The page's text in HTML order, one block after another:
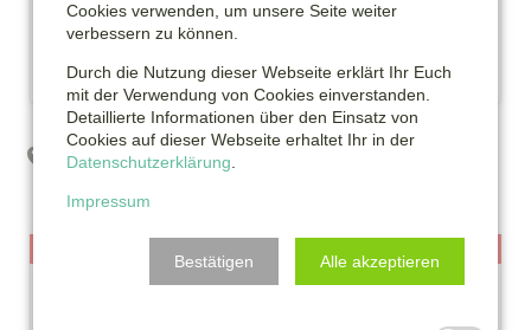
Feldstraße 6
09661 Hainichen
Cookies verwenden, um unsere Seite weiter
verbessern zu können.
Durch die Nutzung dieser Webseite erklärt Ihr Euch
mit der Verwendung von Cookies einverstanden.
Detaillierte Informationen über den Einsatz von
Cookies auf dieser Webseite erhaltet Ihr in der
Datenschutzerklärung
Impressum
Bestätigen Alle akzeptieren